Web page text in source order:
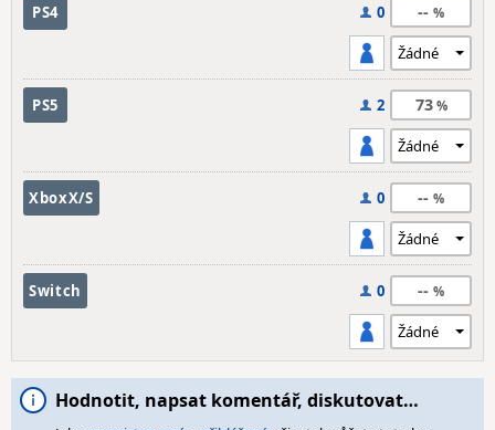
PS4 0 --
PS5 2 73
XboxX/S 0 --
Switch 0 --
Hodnotit, napsat komentář, diskutovat…